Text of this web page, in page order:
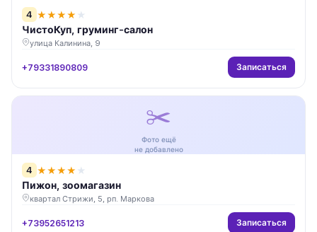
4 ★★★★ ★
ЧистоКуп, груминг-салон
улица Калинина, 9
+79331890809 Записаться
✂️
Фото ещё
не добавлено
4 ★★★★ ★
Пижон, зоомагазин
квартал Стрижи, 5, рп. Маркова
+73952651213 Записаться